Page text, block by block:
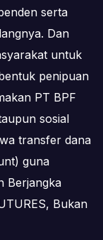
serta
Dan
untuk
penipuan
PT BPF
sosial
transfer dana
guna
Berjangka
Bukan